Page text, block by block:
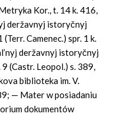
Kor., t. 14 k. 416,
deržavnyj istoryčnyj
Camenec.) spr. 1 k.
deržavnyj istoryčnyj
9 (Castr. Leopol.) s. 389,
biblioteka im. V.
— Mater w posiadaniu
dokumentów